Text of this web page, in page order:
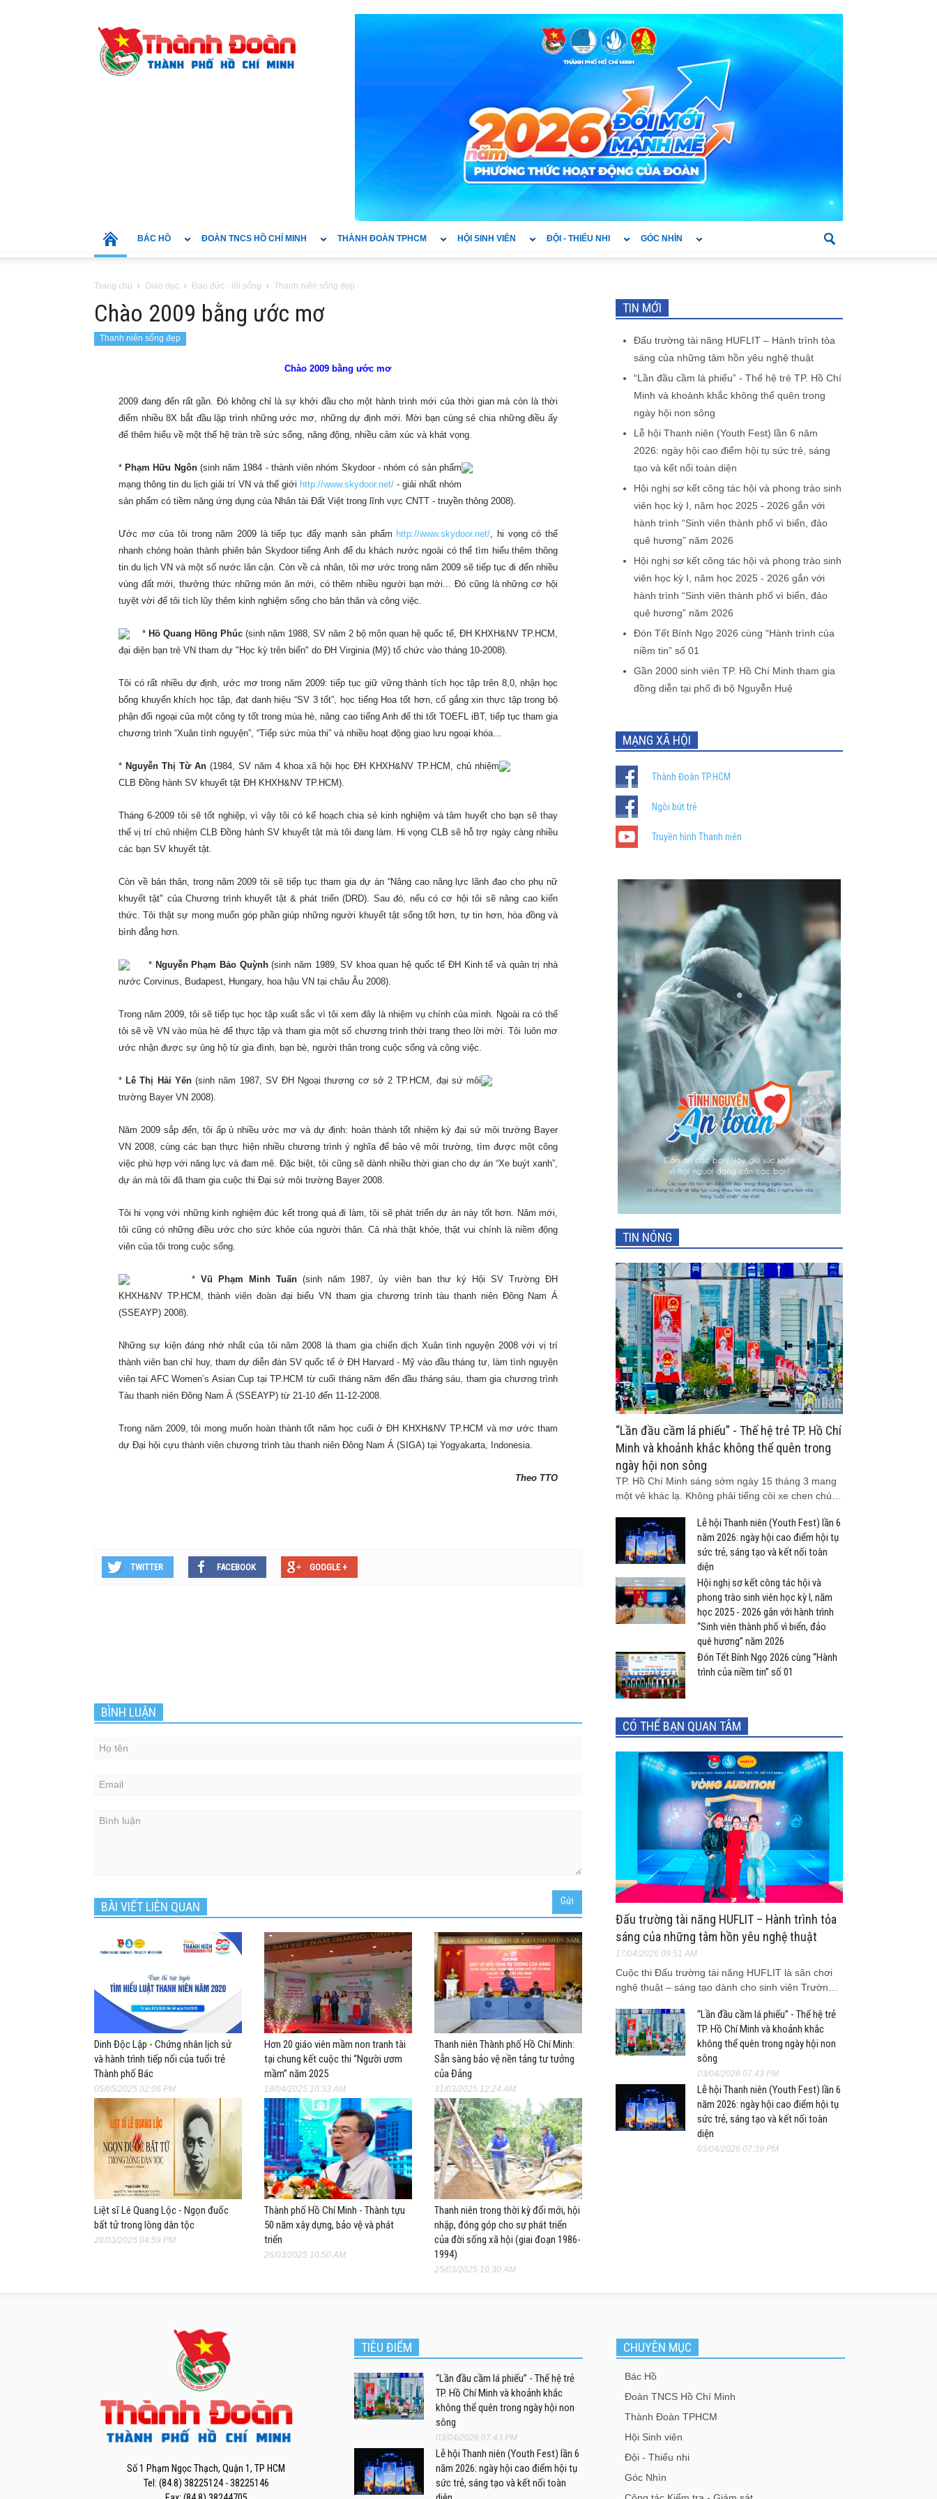
BÁC HỒ ĐOÀN TNCS HỒ CHÍ MINH THÀNH ĐOÀN TPHCM HỘI SINH VIÊN ĐỘI - THIẾU NHI GÓC NHÌN
Trang chủ Giáo dục Đạo đức - lối sống Thanh niên sống đẹp
Chào 2009 bằng ước mơ
Thanh niên sống đẹp
Chào 2009 bằng ước mơ
2009 đang đến rất gần. Đó không chỉ là sự khởi đầu cho một hành trình mới của thời gian mà còn là thời
điểm nhiều 8X bắt đầu lập trình những ước mơ, những dự định mới. Mời bạn cùng sẻ chia những điều ấy
để thêm hiểu về một thế hệ tràn trề sức sống, năng động, nhiều cảm xúc và khát vọng.
* Phạm Hữu Ngôn(sinh năm 1984 - thành viên nhóm Skydoor - nhóm có sản phẩm
mạng thông tin du lịch giải trí VN và thế giới http://www.skydoor.net/- giải nhất nhóm
sản phẩm có tiềm năng ứng dụng của Nhân tài Đất Việt trong lĩnh vực CNTT - truyền thông 2008).
Ước mơ của tôi trong năm 2009 là tiếp tục đẩy mạnh sản phẩm http://www.skydoor.net/ , hi vọng có thể
nhanh chóng hoàn thành phiên bản Skydoor tiếng Anh để du khách nước ngoài có thể tìm hiểu thêm thông
tin du lịch VN và một số nước lân cận. Còn về cá nhân, tôi mơ ước trong năm 2009 sẽ tiếp tục đi đến nhiều
vùng đất mới, thưởng thức những món ăn mới, có thêm nhiều người bạn mới... Đó cũng là những cơ hội
tuyệt vời để tôi tích lũy thêm kinh nghiệm sống cho bản thân và công việc.
* Hồ Quang Hồng Phúc(sinh năm 1988, SV năm 2 bộ môn quan hệ quốc tế, ĐH KHXH&NV TP.HCM,
đại diện bạn trẻ VN tham dự "Học kỳ trên biển" do ĐH Virginia (Mỹ) tổ chức vào tháng 10-2008).
Tôi có rất nhiều dự định, ước mơ trong năm 2009: tiếp tục giữ vững thành tích học tập trên 8,0, nhận học
bổng khuyến khích học tập, đạt danh hiệu “SV 3 tốt”, học tiếng Hoa tốt hơn, cố gắng xin thực tập trong bộ
phận đối ngoại của một công ty tốt trong mùa hè, nâng cao tiếng Anh để thi tốt TOEFL iBT, tiếp tục tham gia
chương trình “Xuân tình nguyện”, “Tiếp sức mùa thi” và nhiều hoạt động giao lưu ngoại khóa…
* Nguyễn Thị Từ An(1984, SV năm 4 khoa xã hội học ĐH KHXH&NV TP.HCM, chủ nhiệm
CLB Đồng hành SV khuyết tật ĐH KHXH&NV TP.HCM).
Tháng 6-2009 tôi sẽ tốt nghiệp, vì vậy tôi có kế hoạch chia sẻ kinh nghiệm và tâm huyết cho bạn sẽ thay
thế vị trí chủ nhiệm CLB Đồng hành SV khuyết tật mà tôi đang làm. Hi vọng CLB sẽ hỗ trợ ngày càng nhiều
các bạn SV khuyết tật.
Còn về bản thân, trong năm 2009 tôi sẽ tiếp tục tham gia dự án “Nâng cao năng lực lãnh đạo cho phụ nữ
khuyết tật" của Chương trình khuyết tật & phát triển (DRD). Sau đó, nếu có cơ hội tôi sẽ nâng cao kiến
thức. Tôi thật sự mong muốn góp phần giúp những người khuyết tật sống tốt hơn, tự tin hơn, hòa đồng và
bình đẳng hơn.
* Nguyễn Phạm Bảo Quỳnh(sinh năm 1989, SV khoa quan hệ quốc tế ĐH Kinh tế và quản trị nhà
nước Corvinus, Budapest, Hungary, hoa hậu VN tại châu Âu 2008).
Trong năm 2009, tôi sẽ tiếp tục học tập xuất sắc vì tôi xem đây là nhiệm vụ chính của mình. Ngoài ra có thể
tôi sẽ về VN vào mùa hè để thực tập và tham gia một số chương trình thời trang theo lời mời. Tôi luôn mơ
ước nhận được sự ủng hộ từ gia đình, bạn bè, người thân trong cuộc sống và công việc.
* Lê Thị Hải Yến(sinh năm 1987, SV ĐH Ngoại thương cơ sở 2 TP.HCM, đại sứ môi
trường Bayer VN 2008).
Năm 2009 sắp đến, tôi ấp ủ nhiều ước mơ và dự định: hoàn thành tốt nhiệm kỳ đại sứ môi trường Bayer
VN 2008, cùng các bạn thực hiện nhiều chương trình ý nghĩa để bảo vệ môi trường, tìm được một công
việc phù hợp với năng lực và đam mê. Đặc biệt, tôi cũng sẽ dành nhiều thời gian cho dự án “Xe buýt xanh”,
dự án mà tôi đã tham gia cuộc thi Đại sứ môi trường Bayer 2008.
Tôi hi vọng với những kinh nghiệm đúc kết trong quá đi làm, tôi sẽ phát triển dự án này tốt hơn. Năm mới,
tôi cũng có những điều ước cho sức khỏe của người thân. Cả nhà thật khỏe, thật vui chính là niềm động
viên của tôi trong cuộc sống.
*Vũ Phạm Minh Tuấn (sinh năm 1987, ủy viên ban thư ký Hội SV Trường ĐH
KHXH&NV TP.HCM, thành viên đoàn đại biểu VN tham gia chương trình tàu thanh niên Đông Nam Á
(SSEAYP) 2008).
Những sự kiện đáng nhớ nhất của tôi năm 2008 là tham gia chiến dịch Xuân tình nguyện 2008 với vị trí
thành viên ban chỉ huy, tham dự diễn đàn SV quốc tế ở ĐH Harvard - Mỹ vào đầu tháng tư, làm tình nguyện
viên tại AFC Women’s Asian Cup tại TP.HCM từ cuối tháng năm đến đầu tháng sáu, tham gia chương trình
Tàu thanh niên Đông Nam Á (SSEAYP) từ 21-10 đến 11-12-2008.
Trong năm 2009, tôi mong muốn hoàn thành tốt năm học cuối ở ĐH KHXH&NV TP.HCM và mơ ước tham
dự Đại hội cựu thành viên chương trình tàu thanh niên Đông Nam Á (SIGA) tại Yogyakarta, Indonesia.
Theo TTO
TWITTER FACEBOOK GOOGLE +
BÌNH LUẬN
BÀI VIẾT LIÊN QUAN
Dinh Độc Lập - Chứng nhân lịch sử
và hành trình tiếp nối của tuổi trẻ
Thành phố Bác
05/05/2025 02:06 PM
Hơn 20 giáo viên mầm non tranh tài
tại chung kết cuộc thi “Người ươm
mầm” năm 2025
18/04/2025 10:33 AM
Thanh niên Thành phố Hồ Chí Minh:
Sẵn sàng bảo vệ nền tảng tư tưởng
của Đảng
31/03/2025 12:24 AM
Liệt sĩ Lê Quang Lộc - Ngọn đuốc
bất tử trong lòng dân tộc
28/03/2025 04:59 PM
Thành phố Hồ Chí Minh - Thành tựu
50 năm xây dựng, bảo vệ và phát
triển
26/03/2025 10:50 AM
Thanh niên trong thời kỳ đổi mới, hội
nhập, đóng góp cho sự phát triển
của đời sống xã hội (giai đoạn 1986-
1994)
25/03/2025 10:30 AM
TIN MỚI
Đấu trường tài năng HUFLIT – Hành trình tỏa
sáng của những tâm hồn yêu nghệ thuật
“Lần đầu cầm lá phiếu” - Thế hệ trẻ TP. Hồ Chí
Minh và khoảnh khắc không thể quên trong
ngày hội non sông
Lễ hội Thanh niên (Youth Fest) lần 6 năm
2026: ngày hội cao điểm hội tụ sức trẻ, sáng
tạo và kết nối toàn diện
Hội nghị sơ kết công tác hội và phong trào sinh
viên học kỳ I, năm học 2025 - 2026 gắn với
hành trình “Sinh viên thành phố vì biển, đảo
quê hương” năm 2026
Hội nghị sơ kết công tác hội và phong trào sinh
viên học kỳ I, năm học 2025 - 2026 gắn với
hành trình “Sinh viên thành phố vì biển, đảo
quê hương” năm 2026
Đón Tết Bính Ngọ 2026 cùng “Hành trình của
niềm tin” số 01
Gần 2000 sinh viên TP. Hồ Chí Minh tham gia
đồng diễn tại phố đi bộ Nguyễn Huệ
MẠNG XÃ HỘI
Thành Đoàn TP.HCM
Ngòi bút trẻ
Truyền hình Thanh niên
TIN NÓNG
“Lần đầu cầm lá phiếu” - Thế hệ trẻ TP. Hồ Chí
Minh và khoảnh khắc không thể quên trong
ngày hội non sông
TP. Hồ Chí Minh sáng sớm ngày 15 tháng 3 mang
một vẻ khác lạ. Không phải tiếng còi xe chen chú…
Lễ hội Thanh niên (Youth Fest) lần 6
năm 2026: ngày hội cao điểm hội tụ
sức trẻ, sáng tạo và kết nối toàn
diện
Hội nghị sơ kết công tác hội và
phong trào sinh viên học kỳ I, năm
học 2025 - 2026 gắn với hành trình
“Sinh viên thành phố vì biển, đảo
quê hương” năm 2026
Đón Tết Bính Ngọ 2026 cùng “Hành
trình của niềm tin” số 01
CÓ THỂ BẠN QUAN TÂM
Đấu trường tài năng HUFLIT – Hành trình tỏa
sáng của những tâm hồn yêu nghệ thuật
17/04/2026 09:51 AM
Cuộc thi Đấu trường tài năng HUFLIT là sân chơi
nghệ thuật – sáng tạo dành cho sinh viên Trườn…
“Lần đầu cầm lá phiếu” - Thế hệ trẻ
TP. Hồ Chí Minh và khoảnh khắc
không thể quên trong ngày hội non
sông
03/04/2026 07:43 PM
Lễ hội Thanh niên (Youth Fest) lần 6
năm 2026: ngày hội cao điểm hội tụ
sức trẻ, sáng tạo và kết nối toàn
diện
03/04/2026 07:39 PM
Số 1 Phạm Ngọc Thạch, Quận 1, TP HCM
Tel: (84.8) 38225124 - 38225146
TIÊU ĐIỂM
“Lần đầu cầm lá phiếu” - Thế hệ trẻ
TP. Hồ Chí Minh và khoảnh khắc
không thể quên trong ngày hội non
sông
03/04/2026 07:43 PM
Lễ hội Thanh niên (Youth Fest) lần 6
năm 2026: ngày hội cao điểm hội tụ
sức trẻ, sáng tạo và kết nối toàn
CHUYÊN MỤC
Bác Hồ
Đoàn TNCS Hồ Chí Minh
Thành Đoàn TPHCM
Hội Sinh viên
Đội - Thiếu nhi
Góc Nhìn